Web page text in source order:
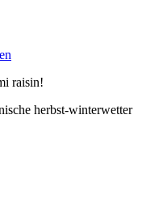
raisin!
herbst-winterwetter